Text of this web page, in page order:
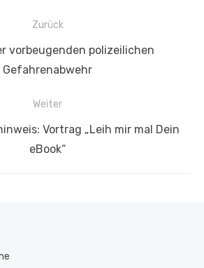
Zurück
vorbeugenden polizeilichen
Gefahrenabwehr
Weiter
Vortrag „Leih mir mal Dein
eBook“